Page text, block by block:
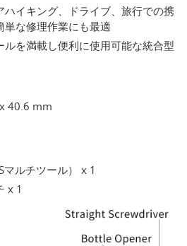
ハイキング、ドライブ、旅行での携
な修理作業にも最適
ルを満載し便利に使用可能な統合型
40.6 mm
ルチツール） x 1
x 1